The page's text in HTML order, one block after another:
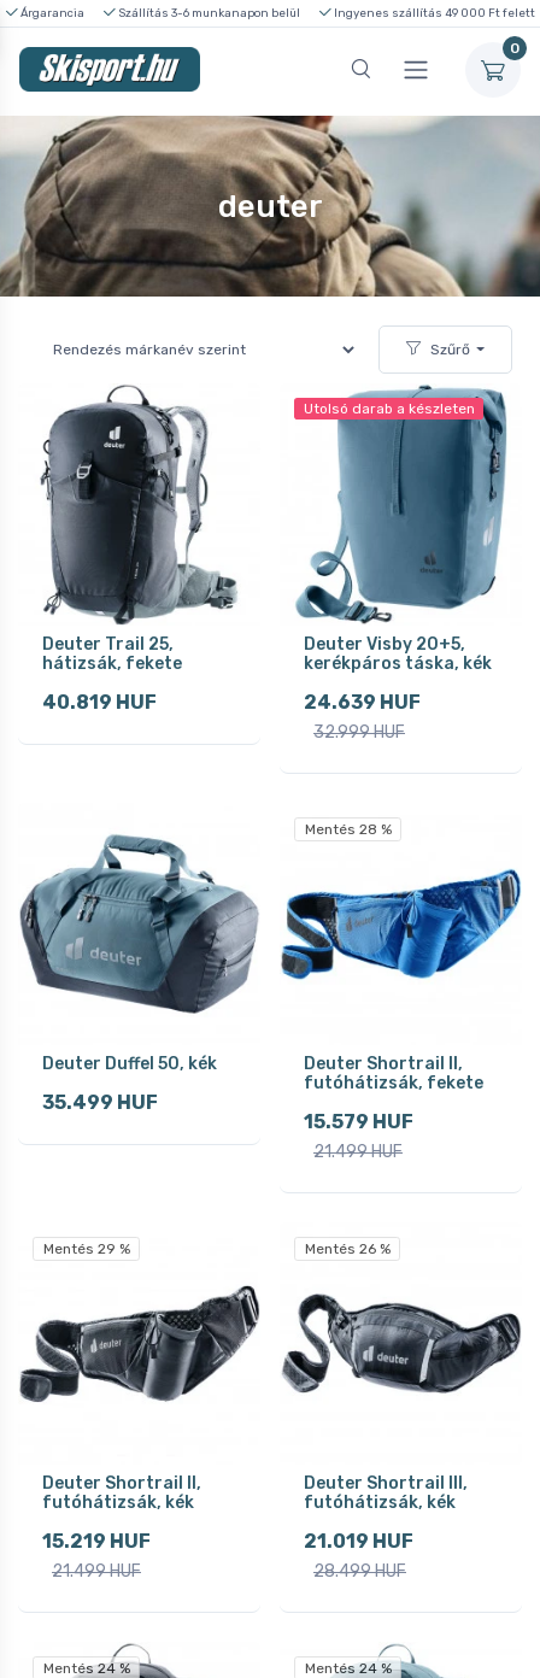
Árgarancia Szállítás 3-6 munkanapon belül Ingyenes szállítás 49 000 Ft felett
0
deuter
Szűrő
Deuter Trail 25,
hátizsák, fekete
40.819 HUF
Utolsó darab a készleten
Deuter Visby 20+5,
kerékpáros táska, kék
24.639 HUF
32.999 HUF
Deuter Duffel 50, kék
35.499 HUF
Mentés 28 %
Deuter Shortrail II,
futóhátizsák, fekete
15.579 HUF
21.499 HUF
Mentés 29 %
Deuter Shortrail II,
futóhátizsák, kék
15.219 HUF
21.499 HUF
Mentés 26 %
Deuter Shortrail III,
futóhátizsák, kék
21.019 HUF
28.499 HUF
Mentés 24 % Mentés 24 %